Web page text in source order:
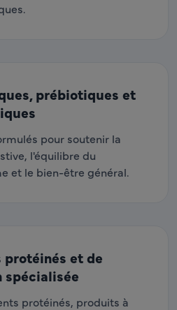
prébiotiques et
pour soutenir la
l'équilibre du
et le bien-être général.
et de
protéinés, produits à